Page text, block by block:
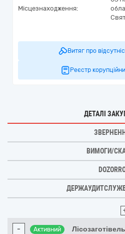
Місцезнаходження:
Витяг про
Реєстр
ДЕТАЛІ
ВИМОГИ/
- Активний